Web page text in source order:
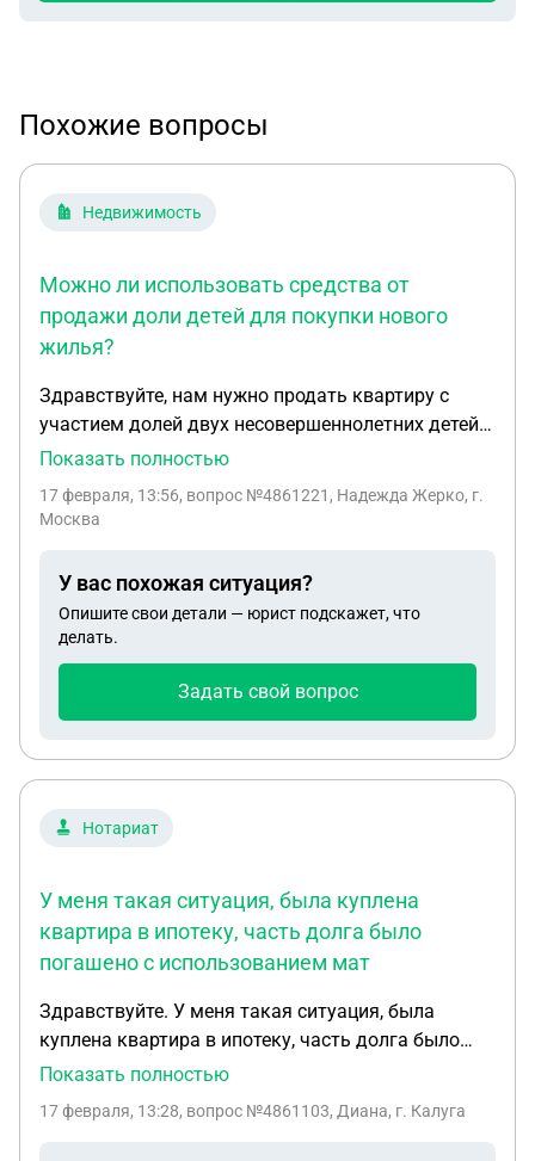
Похожие вопросы
Недвижимость
Можно ли использовать средства от
продажи доли детей для покупки нового
жилья?
Здравствуйте, нам нужно продать квартиру с
участием долей двух несовершеннолетних детей.
Доли детям были выделены после использования
согласно выделенным долям , будут направлены
жилого помещения?
Показать полностью
17 февраля, 13:56, вопрос №4861221, Надежда Жерко, г.
Москва
У вас похожая ситуация?
Опишите свои детали — юрист подскажет, что
делать.
Задать свой вопрос
Нотариат
У меня такая ситуация, была куплена
квартира в ипотеку, часть долга было
погашено с использованием мат
Здравствуйте. У меня такая ситуация, была
куплена квартира в ипотеку, часть долга было
погашено с использованием мат. капитала.
прописка есть. На данный момент я хочу продать
Показать полностью
17 февраля, 13:28, вопрос №4861103, Диана, г. Калуга